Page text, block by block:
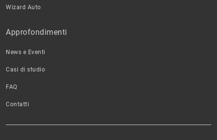
Wizard Auto
Approfondimenti
News e Eventi
Casi di studio
FAQ
Contatti